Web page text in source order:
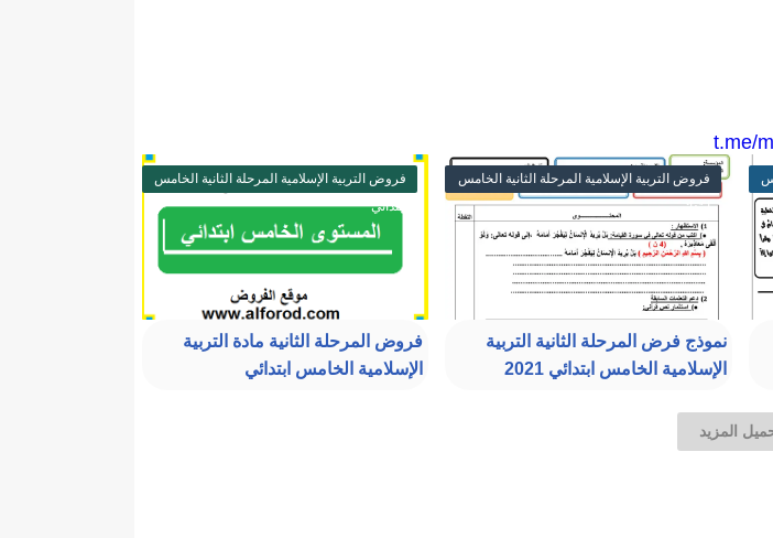
t.me/
فروض التربية الإسلامية المرحلة الثانية الخامس
ابتدائي
نموذج فرض المرحلة الثانية التربية
الإسلامية الخامس ابتدائي 2021
فروض التربية الإسلامية المرحلة الثانية الخامس
ابتدائي
فروض المرحلة الثانية مادة التربية
الإسلامية الخامس ابتدائي
المزيد